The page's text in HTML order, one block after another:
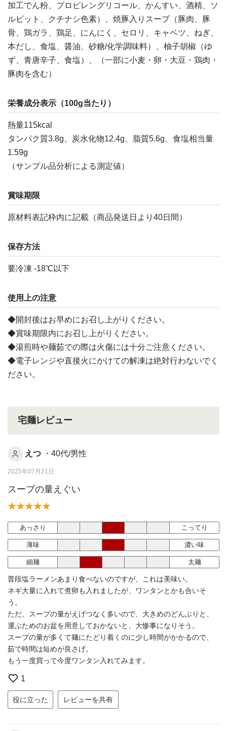
加工でん粉、プロピレングリコール、かんすい、酒精、ソ
ルビット、クチナシ色素）、焼豚入りスープ（豚肉、豚
骨、鶏ガラ、鶏足、にんにく、セロリ、キャベツ、ねぎ、
本だし、食塩、醤油、砂糖/化学調味料）、柚子胡椒（ゆ
ず、青唐辛子、食塩）、（一部に小麦・卵・大豆・鶏肉・
豚肉を含む）
栄養成分表示（100g当たり）
熱量115kcal
タンパク質3.8g、炭水化物12.4g、脂質5.6g、食塩相当量
1.59g
（サンプル品分析による測定値）
賞味期限
原材料表記枠内に記載（商品発送日より40日間）
保存方法
要冷凍 -18℃以下
使用上の注意
◆開封後はお早めにお召し上がりください。
◆賞味期限内にお召し上がりください。
◆湯煎時や麺茹での際は火傷には十分ご注意ください。
◆電子レンジや直接火にかけての解凍は絶対行わないでく
ださい。
宅麺レビュー
えつ ・40代/男性
2025年07月21日
スープの量えぐい
あっさり こってり
薄味 濃い味
細麺 太麺
普段塩ラーメンあまり食べないのですが、これは美味い。
ネギ大量に入れて煮卵も入れましたが、ワンタンとかも合いそ
う。
ただ、スープの量がえげつなく多いので、大きめのどんぶりと、
運ぶためのお盆を用意しておかないと、大惨事になりそう。
スープの量が多くて麺にたどり着くのに少し時間がかかるので、
茹で時間は短めが良さげ。
もう一度買って今度ワンタン入れてみます。
1
役に立った レビューを共有